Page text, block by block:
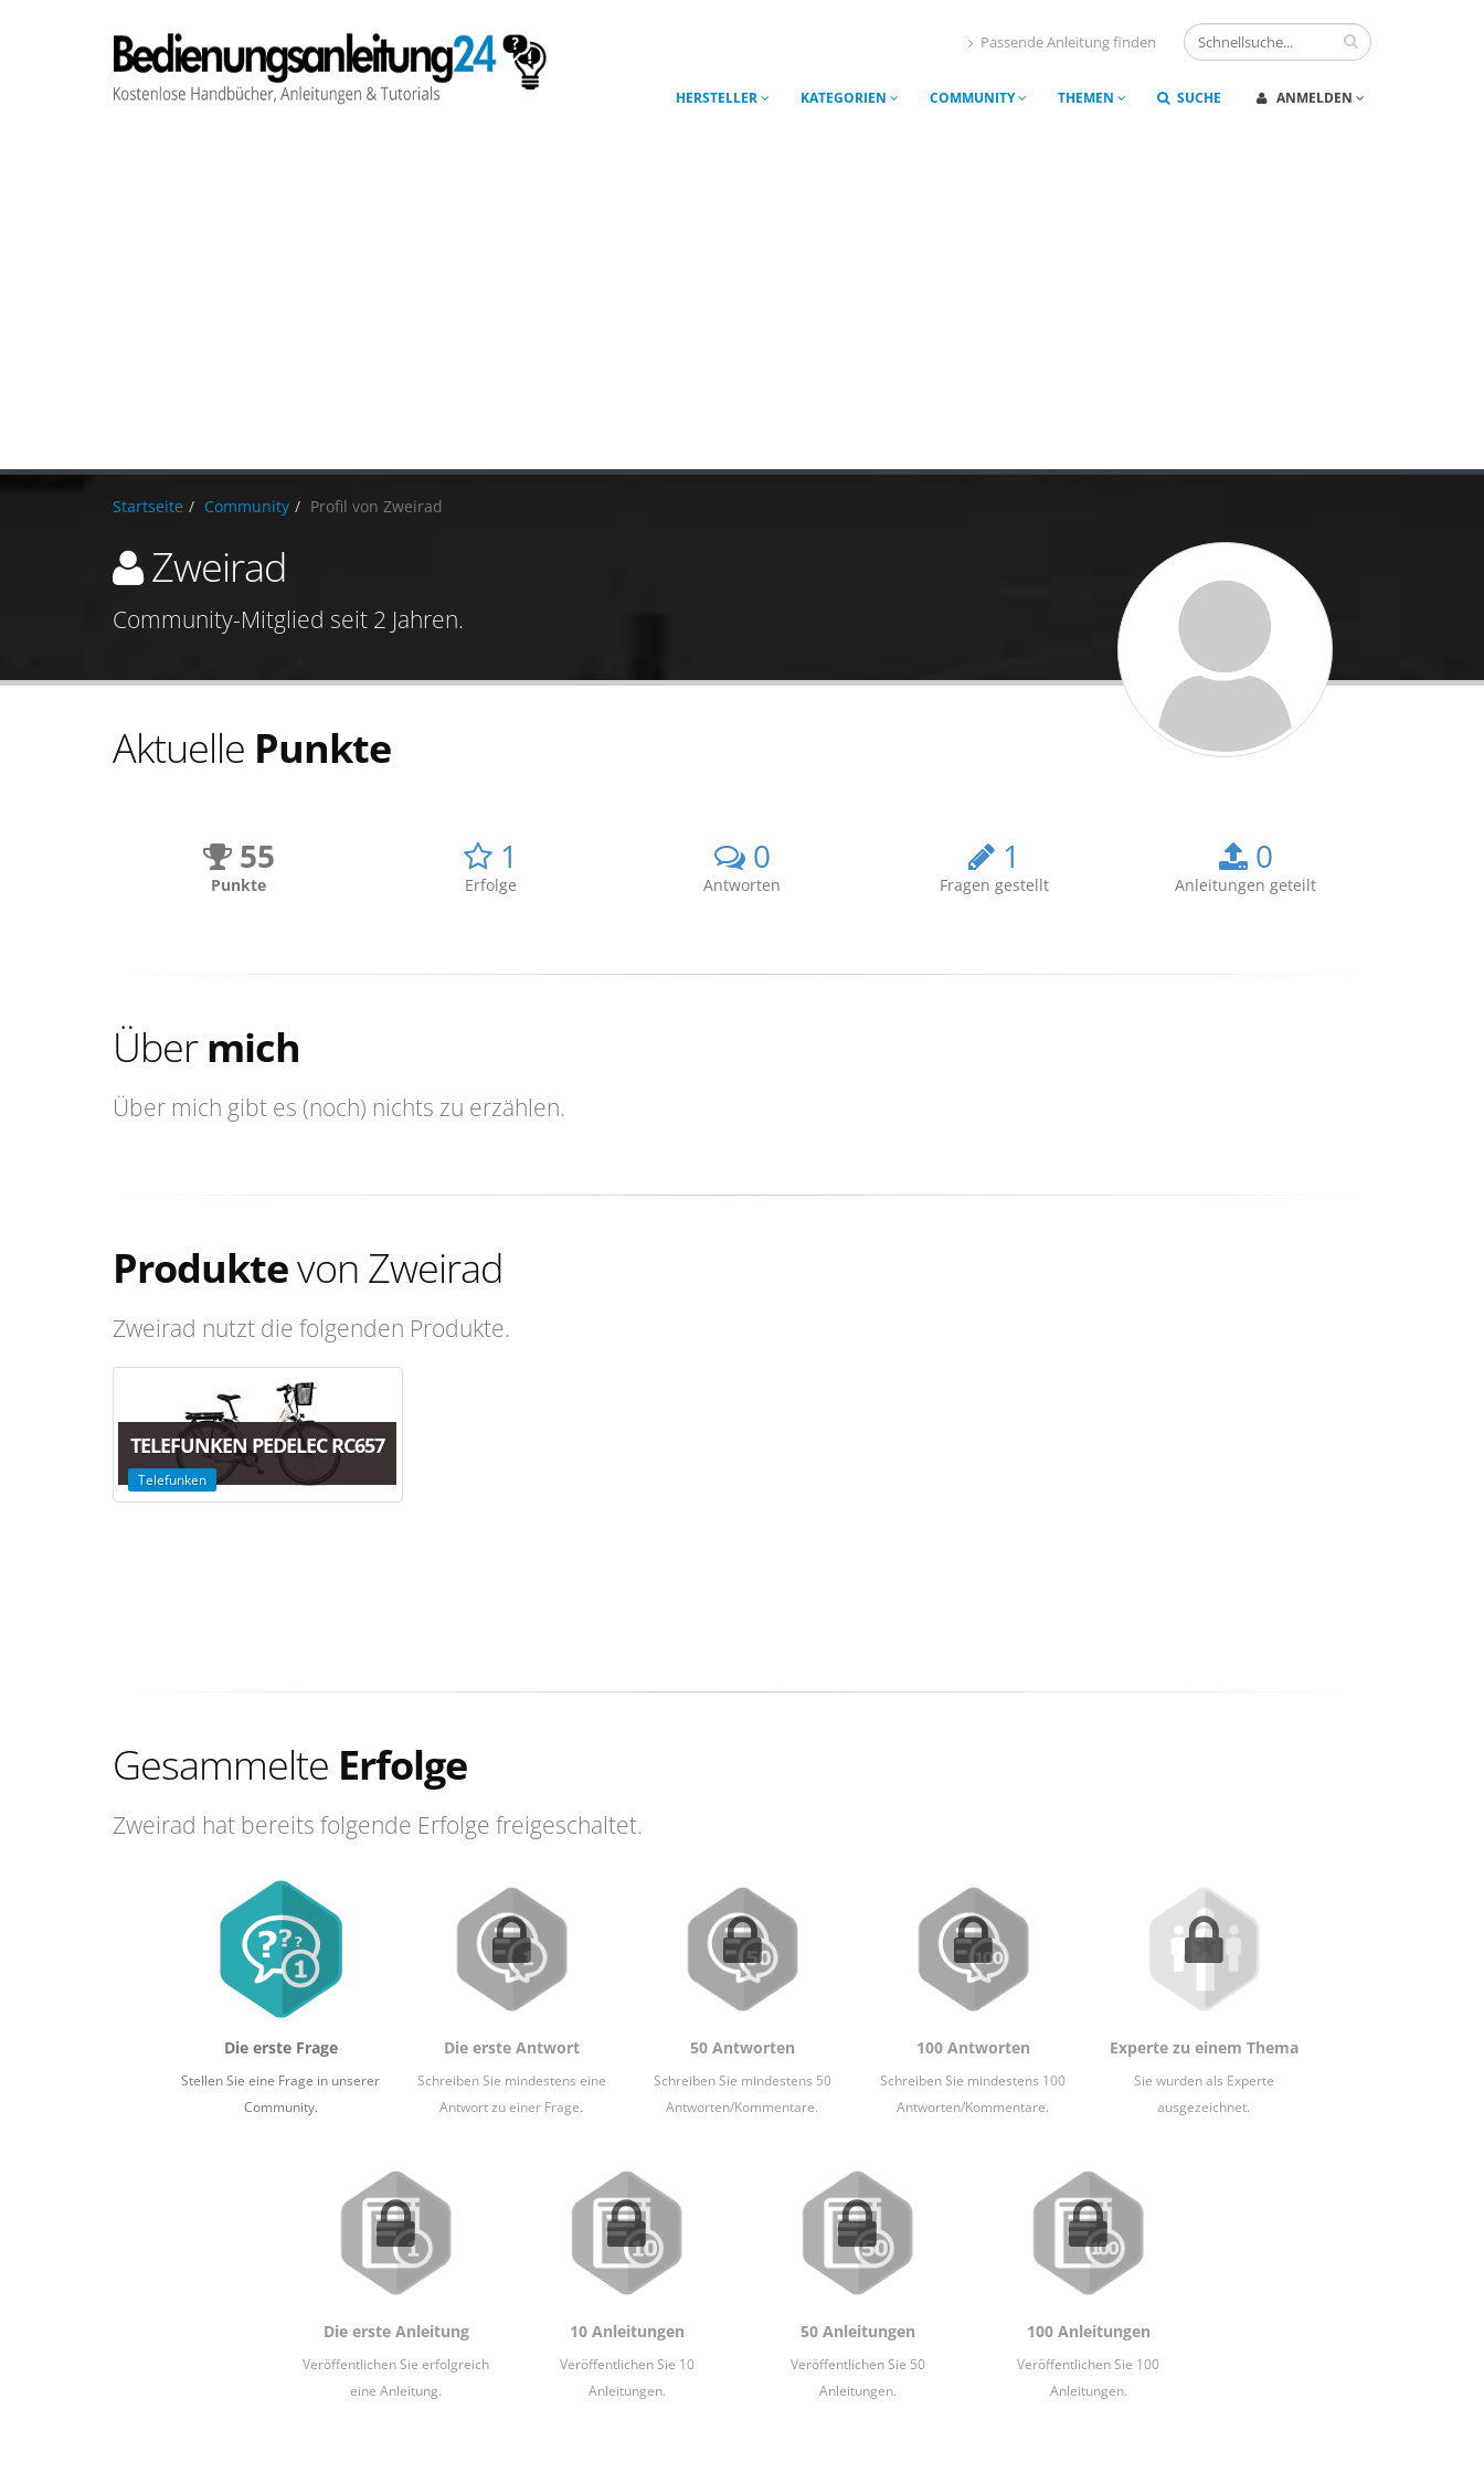
Passende Anleitung finden
HERSTELLER KATEGORIEN COMMUNITY THEMEN SUCHE ANMELDEN
Startseite Community Profil von Zweirad
Zweirad
Community-Mitglied seit 2 Jahren.
Aktuelle Punkte
55
Punkte
1
Erfolge
0
Antworten
1
Fragen gestellt
0
Anleitungen geteilt
Übermich
Über mich gibt es (noch) nichts zu erzählen.
Produktevon Zweirad
Zweirad nutzt die folgenden Produkte.
TELEFUNKEN PEDELEC RC657
Telefunken
Gesammelte Erfolge
Zweirad hat bereits folgende Erfolge freigeschaltet.
Die erste Frage
Stellen Sie eine Frage in unserer
Community.
Die erste Antwort
Schreiben Sie mindestens eine
Antwort zu einer Frage.
50 Antworten
Schreiben Sie mindestens 50
Antworten/Kommentare.
100 Antworten
Schreiben Sie mindestens 100
Antworten/Kommentare.
Experte zu einem Thema
Sie wurden als Experte
ausgezeichnet.
Die erste Anleitung
Veröffentlichen Sie erfolgreich
eine Anleitung.
10 Anleitungen
Veröffentlichen Sie 10
Anleitungen.
50 Anleitungen
Veröffentlichen Sie 50
Anleitungen.
100 Anleitungen
Veröffentlichen Sie 100
Anleitungen.